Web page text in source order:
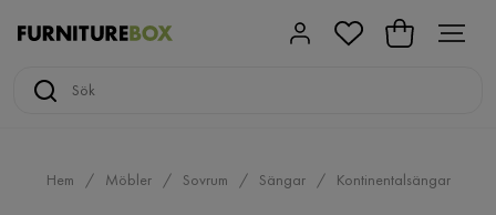
Hem Möbler Sovrum Sängar Kontinentalsängar